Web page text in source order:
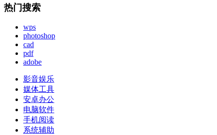
热门搜索
wps
photoshop
cad
pdf
adobe
影音娱乐
媒体工具
安卓办公
电脑软件
手机阅读
系统辅助